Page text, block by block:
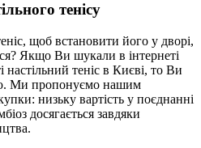
тенісу
щоб встановити його у дворі,
Якщо Ви шукали в інтернеті
настільний теніс в Києві, то Ви
Ми пропонуємо нашим
низьку вартість у поєднанні
досягається завдяки